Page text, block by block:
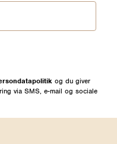
og du giver
via SMS, e-mail og sociale